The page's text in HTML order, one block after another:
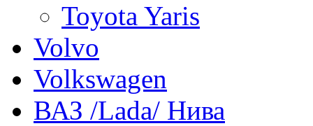
Toyota Yaris
Volvo
Volkswagen
ВАЗ /Lada/ Нива